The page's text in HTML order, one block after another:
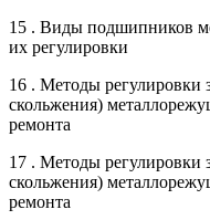
15 . Виды подшипников
их регулировки
16 . Методы регулировки
скольжения)
ремонта
17 . Методы регулировки
скольжения)
ремонта